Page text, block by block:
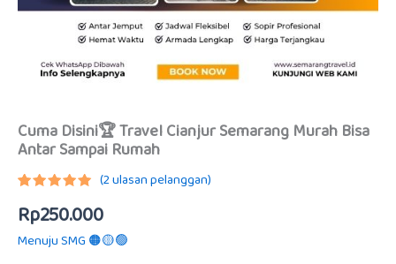
Cuma Disini🏆 Travel Cianjur Semarang Murah Bisa
Antar Sampai Rumah
5.00dari
5
berdasarkan
penilaian
(2ulasan pelanggan)
Rp250.000
Menuju SMG 🟠🟡🟢